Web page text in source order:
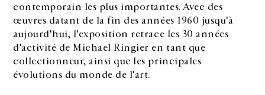
contemporain les plus importantes. Avec des
œuvres datant de la fin des années 1960 jusqu'à
aujourd'hui, l'exposition retrace les 30 années
d'activité de Michael Ringier en tant que
collectionneur, ainsi que les principales
évolutions du monde de l'art.